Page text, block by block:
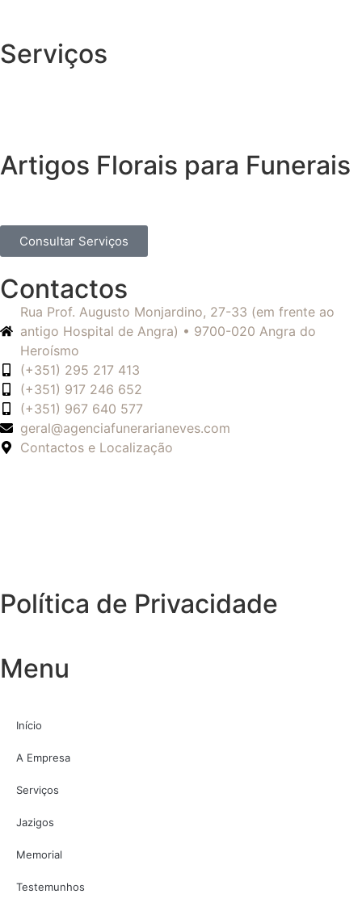
Serviços
Artigos Florais para Funerais
Consultar Serviços
Contactos
Rua Prof. Augusto Monjardino, 27-33 (em frente ao
antigo Hospital de Angra) • 9700-020 Angra do
Heroísmo
(+351) 295 217 413
(+351) 917 246 652
(+351) 967 640 577
geral@agenciafunerarianeves.com
Contactos e Localização
Política de Privacidade
Menu
Início
A Empresa
Serviços
Jazigos
Memorial
Testemunhos